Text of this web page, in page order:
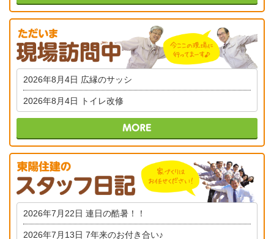
2026年8月4日 広縁のサッシ
2026年8月4日 トイレ改修
2026年7月22日 連日の酷暑！！
2026年7月13日 7年来のお付き合い♪